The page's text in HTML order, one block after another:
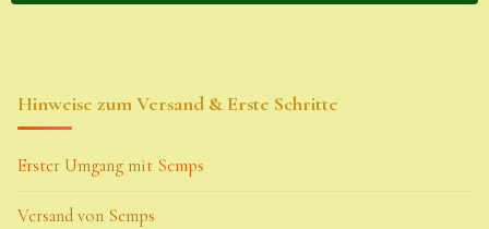
Hinweise zum Versand & Erste Schritte
Erster Umgang mit Semps
Versand von Semps